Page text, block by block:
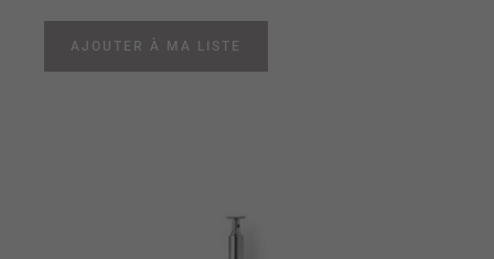
AJOUTER À MA LISTE